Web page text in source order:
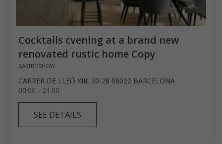
Cocktails cvening at a brand new
renovated rustic home Copy
GASTROSHOW
CARRER DE LLEÓ XIII, 20-28 08022 BARCELONA
00:00 - 21:00
SEE DETAILS